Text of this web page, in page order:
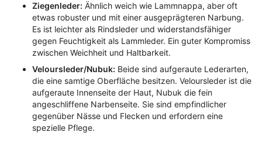
Ziegenleder: Ähnlich weich wie Lammnappa, aber oft
etwas robuster und mit einer ausgeprägteren Narbung.
Es ist leichter als Rindsleder und widerstandsfähiger
gegen Feuchtigkeit als Lammleder. Ein guter Kompromiss
zwischen Weichheit und Haltbarkeit.
Veloursleder/Nubuk: Beide sind aufgeraute Lederarten,
die eine samtige Oberfläche besitzen. Veloursleder ist die
aufgeraute Innenseite der Haut, Nubuk die fein
angeschliffene Narbenseite. Sie sind empfindlicher
gegenüber Nässe und Flecken und erfordern eine
spezielle Pflege.